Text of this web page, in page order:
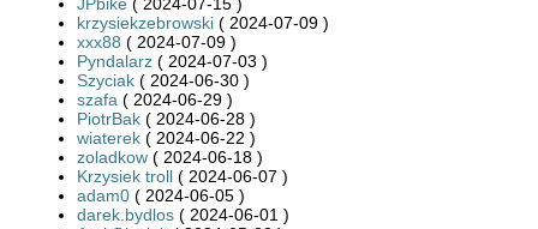
krzysiekzebrowski ( 2024-07-09 )
xxx88 ( 2024-07-09 )
Pyndalarz ( 2024-07-03 )
Szyciak ( 2024-06-30 )
szafa ( 2024-06-29 )
PiotrBak ( 2024-06-28 )
wiaterek ( 2024-06-22 )
zoladkow ( 2024-06-18 )
Krzysiek troll ( 2024-06-07 )
adam0 ( 2024-06-05 )
darek.bydlos ( 2024-06-01 )